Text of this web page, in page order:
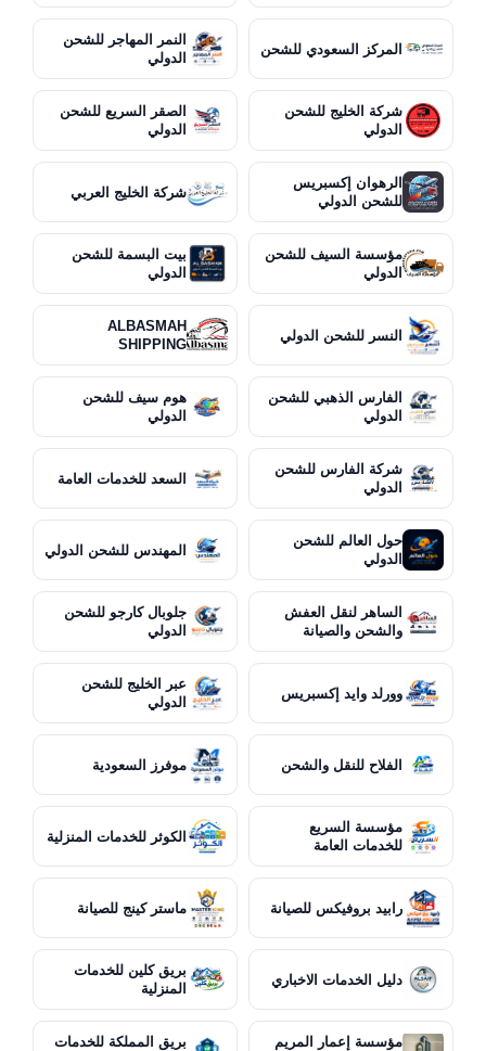
المركز السعودي للشحن
النمر المهاجر للشحن
الدولي
شركة الخليج للشحن
الدولي
الصقر السريع للشحن
الدولي
الرهوان إكسبريس
للشحن الدولي
شركة الخليج العربي
مؤسسة السيف للشحن
الدولي
بيت البسمة للشحن
الدولي
النسر للشحن الدولي
ALBASMAH
SHIPPING
الفارس الذهبي للشحن
الدولي
هوم سيف للشحن
الدولي
شركة الفارس للشحن
الدولي
السعد للخدمات العامة
حول العالم للشحن
الدولي
المهندس للشحن الدولي
الساهر لنقل العفش
والشحن والصيانة
جلوبال كارجو للشحن
الدولي
وورلد وايد إكسبريس
عبر الخليج للشحن
الدولي
الفلاح للنقل والشحن موفرز السعودية
مؤسسة السريع
للخدمات العامة
الكوثر للخدمات المنزلية
رابيد بروفيكس للصيانة ماستر كينج للصيانة
دليل الخدمات الاخباري
بريق كلين للخدمات
المنزلية
مؤسسة إعمار المريم
بريق المملكة للخدمات